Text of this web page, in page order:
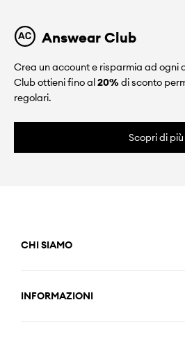
Answear Club
Crea un account e risparmia ad ogni
Club ottieni fino al 20%di sconto
regolari.
Scopri di più
CHI SIAMO
INFORMAZIONI